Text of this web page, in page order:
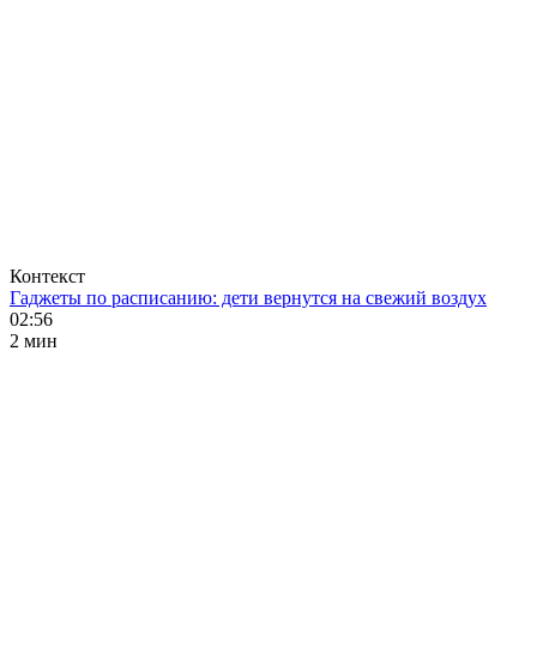
Контекст
Гаджеты по расписанию: дети вернутся на свежий воздух
02:56
2 мин